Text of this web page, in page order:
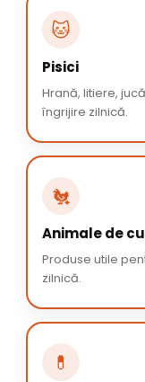
🐱
Pisici
Hrană, litiere,
îngrijire zilnică.
🐔
Animale de
Produse utile
zilnică.
💊